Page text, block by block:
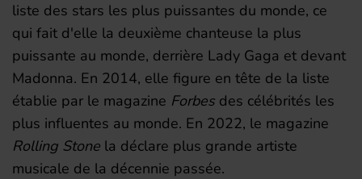
liste des stars les plus puissantes du monde, ce
qui fait d'elle la deuxième chanteuse la plus
puissante au monde, derrière Lady Gaga et devant
Madonna. En 2014, elle figure en tête de la liste
établie par le magazine Forbesdes célébrités les
plus influentes au monde. En 2022, le magazine
Rolling Stone la déclare plus grande artiste
musicale de la décennie passée.